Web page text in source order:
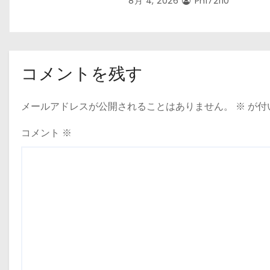
コメントを残す
メールアドレスが公開されることはありません。 ※ が付
コメント ※